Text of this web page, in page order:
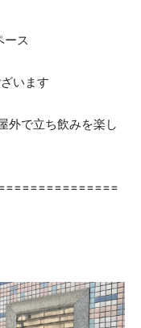
ース
います
外で立ち飲みを楽し